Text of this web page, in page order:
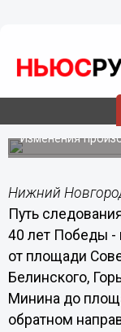
20.02.201506:15
Нижнем
Изменения
Нижний
Путь
40 лет Победы -
от площади
Белинского,
Минина до
обратном